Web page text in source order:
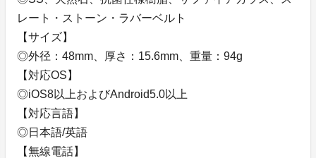
レート・ストーン・ラバーベルト
【サイズ】
◎外径：48mm、厚さ：15.6mm、重量：94g
【対応OS】
◎iOS8以上およびAndroid5.0以上
【対応言語】
◎日本語/英語
【無線電話】